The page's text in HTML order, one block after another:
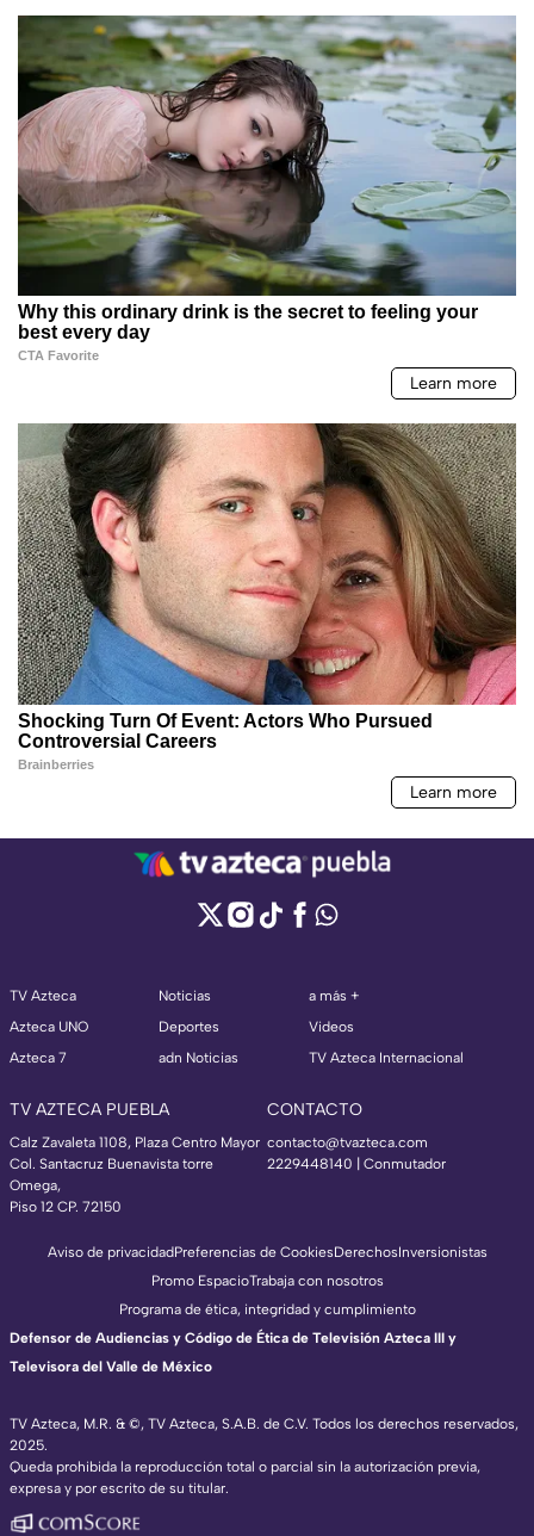
TV Azteca
Azteca UNO
Azteca 7
Noticias
Deportes
adn Noticias
a más +
Videos
TV Azteca Internacional
TV AZTECA PUEBLA
Calz Zavaleta 1108, Plaza Centro Mayor
Col. Santacruz Buenavista torre
Omega,
Piso 12 CP. 72150
CONTACTO
contacto@tvazteca.com
2229448140 | Conmutador
TV Azteca, M.R. & ©, TV Azteca, S.A.B. de C.V. Todos los derechos reservados,
2025.
Queda prohibida la reproducción total o parcial sin la autorización previa,
expresa y por escrito de su titular.
Aviso de privacidadPreferencias de CookiesDerechosInversionistas
Promo EspacioTrabaja con nosotros
Programa de ética, integridad y cumplimiento
Defensor de Audiencias y Código de Ética de Televisión Azteca III y
Televisora del Valle de México